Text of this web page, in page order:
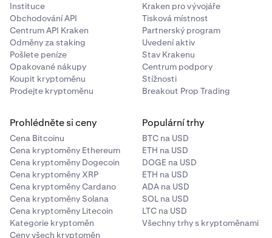
Instituce
Obchodování API
Centrum API Kraken
Odměny za staking
Pošlete peníze
Opakované nákupy
Koupit kryptoměnu
Prodejte kryptoměnu
Kraken pro vývojáře
Tisková místnost
Partnerský program
Uvedení aktiv
Stav Krakenu
Centrum podpory
Stížnosti
Breakout Prop Trading
Prohlédněte si ceny
Cena Bitcoinu
Cena kryptoměny Ethereum
Cena kryptoměny Dogecoin
Cena kryptoměny XRP
Cena kryptoměny Cardano
Cena kryptoměny Solana
Cena kryptoměny Litecoin
Kategorie kryptoměn
Ceny všech kryptoměn
Populární trhy
BTC na USD
ETH na USD
DOGE na USD
ETH na USD
ADA na USD
SOL na USD
LTC na USD
Všechny trhy s kryptoměnami